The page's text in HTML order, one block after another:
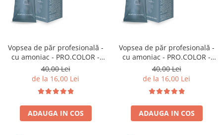
Vopsea de păr profesională -
cu amoniac - PRO.COLOR -
PROCO - 100 ml - 8/21 BLOND
DESCHIS IRISE CENUSIU
40,00 Lei
de la 16,00 Lei
ADAUGA IN COS
Vopsea de păr profesională -
cu amoniac - PRO.COLOR -
PROCO - 100 ml - 9/21 BLOND
SUPER DESCHIS IRISE
CENUSIU
40,00 Lei
de la 16,00 Lei
ADAUGA IN COS